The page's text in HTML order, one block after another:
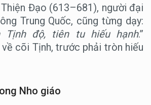
Đạo (613–681), người đại
Trung Quốc, cũng từng dạy:
Tịnh độ, tiên tu hiếu hạnh.”
cõi Tịnh, trước phải tròn hiếu
Nho giáo